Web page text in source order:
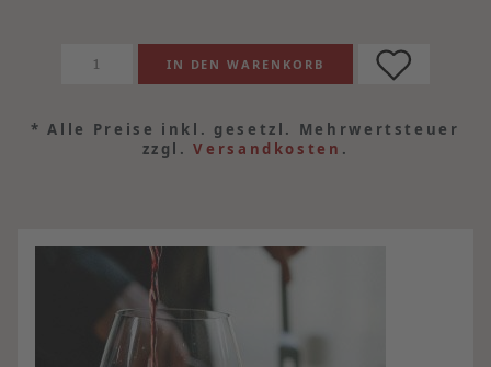
* Alle Preise inkl. gesetzl. Mehrwertsteuer
zzgl.Versandkosten .